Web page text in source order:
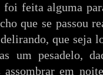
foi feita alguma
que se passou
que seja
um pesadelo,
assombrar em